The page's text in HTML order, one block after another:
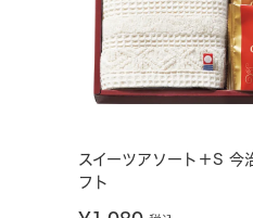
スイーツアソート＋S 今
フト